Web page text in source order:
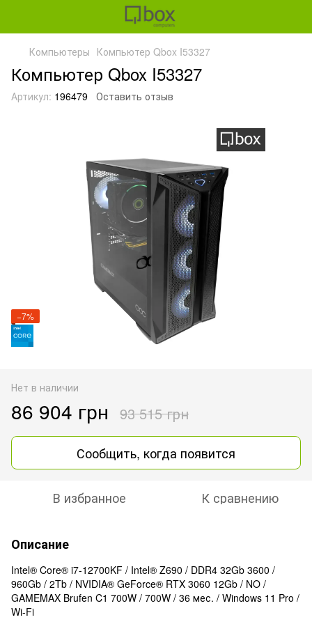
Компьютеры Компьютер Qbox I53327
Компьютер Qbox I53327
Артикул: 196479 Оставить отзыв
−7%
Нет в наличии
86 904 грн 93 515 грн
Сообщить, когда появится
В избранное К сравнению
Описание
Intel® Core® i7-12700KF / Intel® Z690 / DDR4 32Gb 3600 /
960Gb / 2Tb / NVIDIA® GeForce® RTX 3060 12Gb / NO /
GAMEMAX Brufen C1 700W / 700W / 36 мес. / Windows 11 Pro /
Wi-Fi